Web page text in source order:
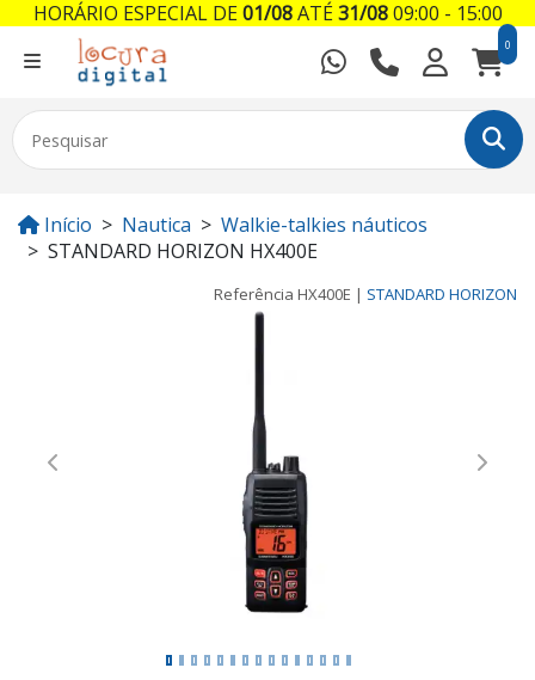
0
Início Nautica
Walkie-talkies náuticos
STANDARD HORIZON HX400E
Referência HX400E | STANDARD HORIZON
Previous Next
HORÁRIO ESPECIAL DE01/08ATÉ31/0809:00 - 15:00